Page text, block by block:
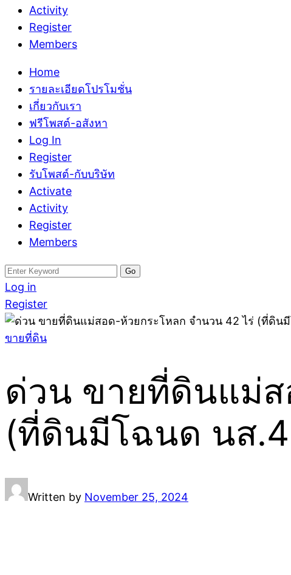
Activity
Register
Members
Home
รายละเอียดโปรโมชั่น
เกี่ยวกับเรา
ฟรีโพสต์-อสังหา
Log In
Register
รับโพสต์-กับบริษัท
Activate
Activity
Register
Members
Search
for:
Log in
Register
ขายที่ดิน
ด่วน ขายที่ดินแม่ส
(ที่ดินมีโฉนด นส
Written by November 25, 2024